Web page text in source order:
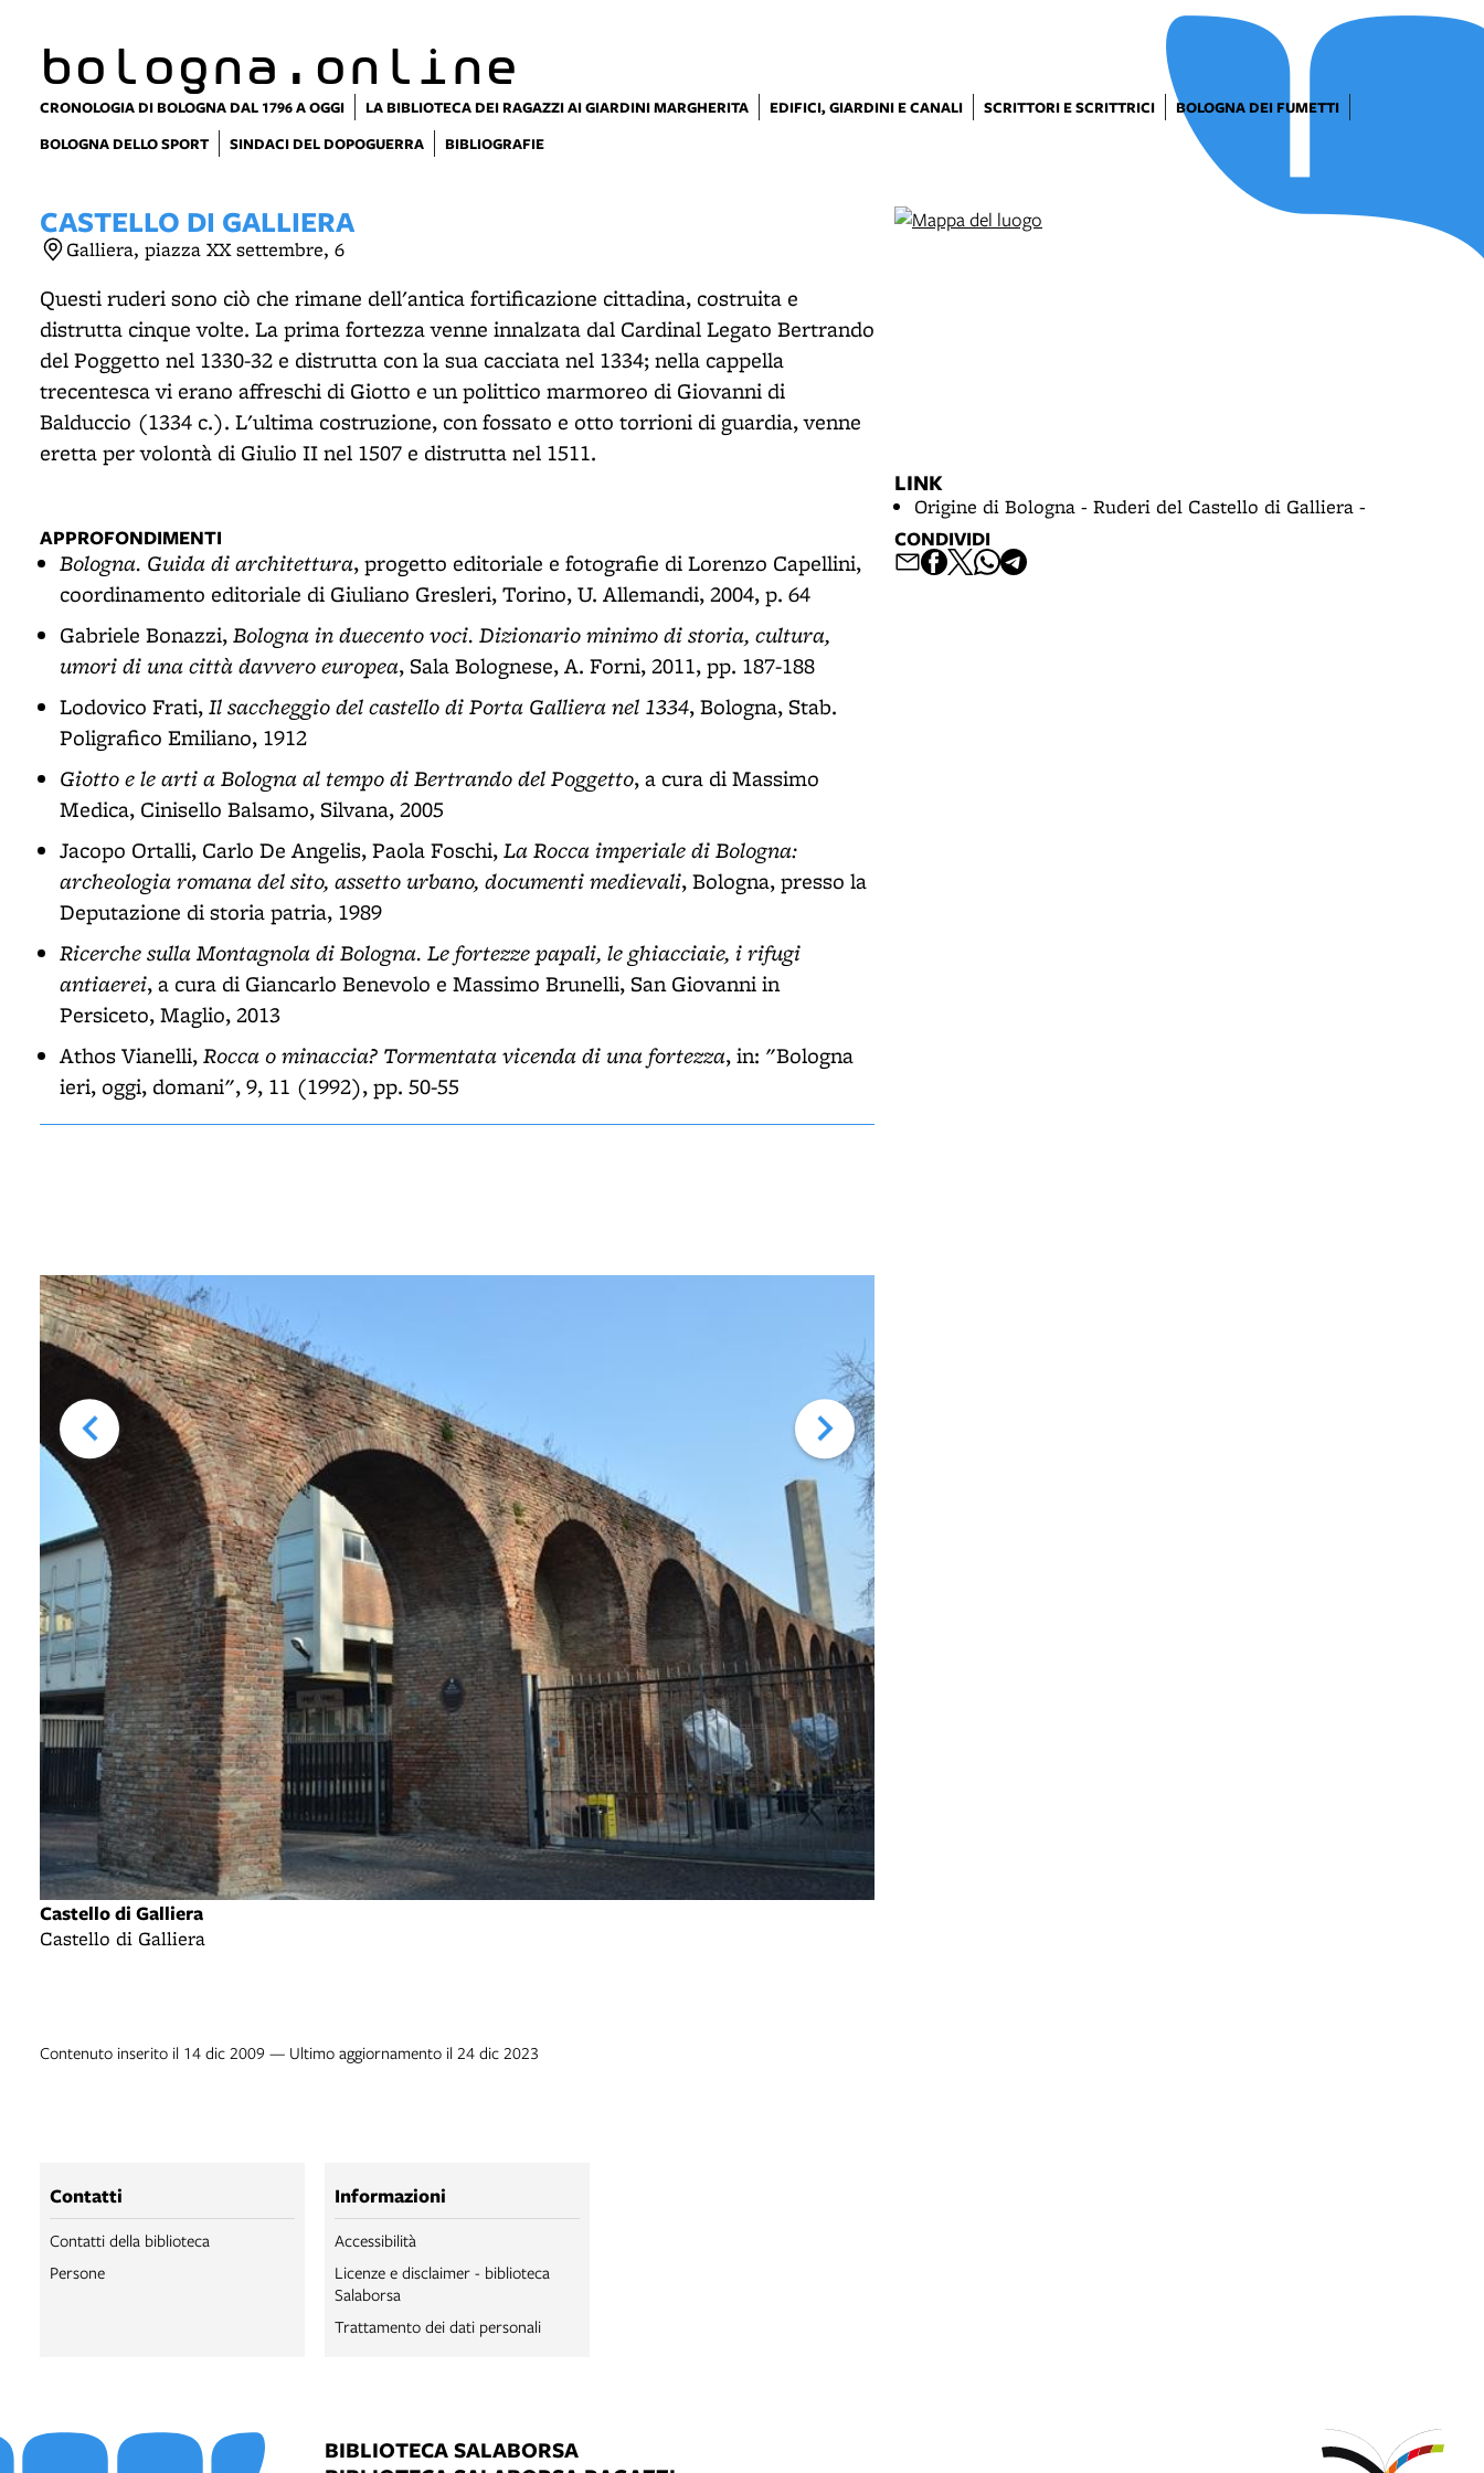
bologna.online
CRONOLOGIA DI BOLOGNA DAL 1796 A OGGI LA BIBLIOTECA DEI RAGAZZI AI GIARDINI MARGHERITA EDIFICI, GIARDINI E CANALI SCRITTORI E SCRITTRICI
BOLOGNA DEI FUMETTI
BOLOGNA DELLO SPORT
SINDACI DEL DOPOGUERRA BIBLIOGRAFIE
CASTELLO DI GALLIERA
Galliera, piazza XX settembre, 6
Questi ruderi sono ciò che rimane dell'antica fortificazione cittadina, costruita e
distrutta cinque volte. La prima fortezza venne innalzata dal Cardinal Legato Bertrando
del Poggetto nel 1330-32 e distrutta con la sua cacciata nel 1334; nella cappella
trecentesca vi erano affreschi di Giotto e un polittico marmoreo di Giovanni di
Balduccio (1334 c.). L'ultima costruzione, con fossato e otto torrioni di guardia, venne
eretta per volontà di Giulio II nel 1507 e distrutta nel 1511.
APPROFONDIMENTI
Bologna. Guida di architettura, progetto editoriale e fotografie di Lorenzo Capellini,
coordinamento editoriale di Giuliano Gresleri, Torino, U. Allemandi, 2004, p. 64
Gabriele Bonazzi,Bologna in duecento voci. Dizionario minimo di storia, cultura,
umori di una città davvero europea, Sala Bolognese, A. Forni, 2011, pp. 187-188
Lodovico Frati,Il saccheggio del castello di Porta Galliera nel 1334, Bologna, Stab.
Poligrafico Emiliano, 1912
Giotto e le arti a Bologna al tempo di Bertrando del Poggetto, a cura di Massimo
Medica, Cinisello Balsamo, Silvana, 2005
Jacopo Ortalli, Carlo De Angelis, Paola Foschi,La Rocca imperiale di Bologna:
archeologia romana del sito, assetto urbano, documenti medievali, Bologna, presso la
Deputazione di storia patria, 1989
Ricerche sulla Montagnola di Bologna. Le fortezze papali, le ghiacciaie, i rifugi
antiaerei, a cura di Giancarlo Benevolo e Massimo Brunelli, San Giovanni in
Persiceto, Maglio, 2013
Athos Vianelli,Rocca o minaccia? Tormentata vicenda di una fortezza, in: "Bologna
ieri, oggi, domani", 9, 11 (1992), pp. 50-55
Castello di Galliera
Castello di Galliera
LINK
Origine di Bologna - Ruderi del Castello di Galliera -
CONDIVIDI
Contenuto inserito il 14 dic 2009 — Ultimo aggiornamento il 24 dic 2023
Contatti
Contatti della biblioteca
Persone
Informazioni
Accessibilità
Licenze e disclaimer - biblioteca
Salaborsa
Trattamento dei dati personali
BIBLIOTECA SALABORSA